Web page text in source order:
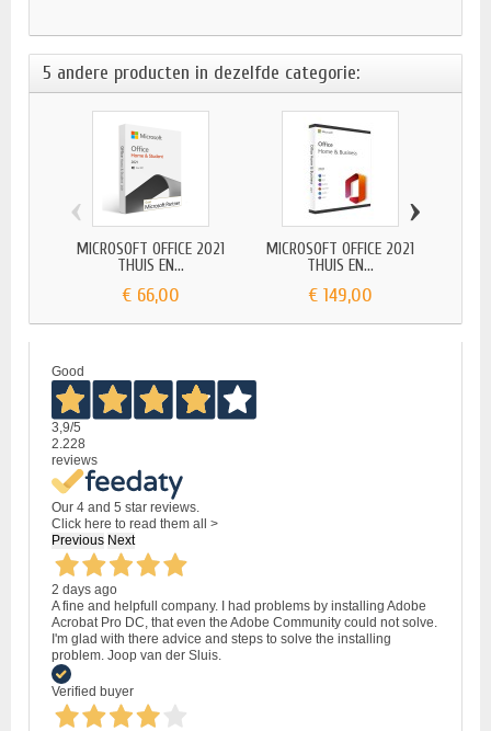
5 andere producten in dezelfde categorie:
MICROSOFT OFFICE 2021
THUIS EN...
€ 66,00
MICROSOFT OFFICE 2021
THUIS EN...
€ 149,00
‹ ›
Good
3,9/5
2.228
reviews
Our 4 and 5 star reviews.
Click here to read them all >
Previous Next
2 days ago
A fine and helpfull company. I had problems by installing Adobe
Acrobat Pro DC, that even the Adobe Community could not solve.
I'm glad with there advice and steps to solve the installing
problem. Joop van der Sluis.
Verified buyer